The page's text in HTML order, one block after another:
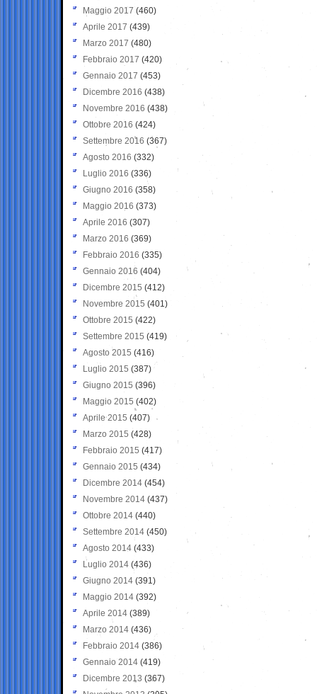
Maggio 2017 (460)
Aprile 2017 (439)
Marzo 2017 (480)
Febbraio 2017 (420)
Gennaio 2017 (453)
Dicembre 2016 (438)
Novembre 2016 (438)
Ottobre 2016 (424)
Settembre 2016 (367)
Agosto 2016 (332)
Luglio 2016 (336)
Giugno 2016 (358)
Maggio 2016 (373)
Aprile 2016 (307)
Marzo 2016 (369)
Febbraio 2016 (335)
Gennaio 2016 (404)
Dicembre 2015 (412)
Novembre 2015 (401)
Ottobre 2015 (422)
Settembre 2015 (419)
Agosto 2015 (416)
Luglio 2015 (387)
Giugno 2015 (396)
Maggio 2015 (402)
Aprile 2015 (407)
Marzo 2015 (428)
Febbraio 2015 (417)
Gennaio 2015 (434)
Dicembre 2014 (454)
Novembre 2014 (437)
Ottobre 2014 (440)
Settembre 2014 (450)
Agosto 2014 (433)
Luglio 2014 (436)
Giugno 2014 (391)
Maggio 2014 (392)
Aprile 2014 (389)
Marzo 2014 (436)
Febbraio 2014 (386)
Gennaio 2014 (419)
Dicembre 2013 (367)